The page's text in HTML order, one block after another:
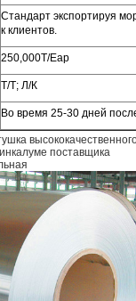
Стандарт экспортируя
к клиентов.
250,000Т/Еар
Т/Т; Л/К
Во время 25-30 дней